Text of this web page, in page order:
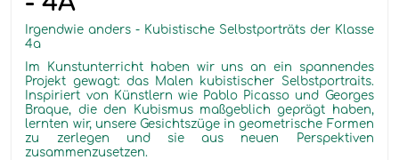
Irgendwie anders - Kubistische Selbstporträts der Klasse
4a
Im Kunstunterricht haben wir uns an ein spannendes
Projekt gewagt: das Malen kubistischer Selbstportraits.
Inspiriert von Künstlern wie Pablo Picasso und Georges
Braque, die den Kubismus maßgeblich geprägt haben,
lernten wir, unsere Gesichtszüge in geometrische Formen
zu zerlegen und sie aus neuen Perspektiven
zusammenzusetzen.